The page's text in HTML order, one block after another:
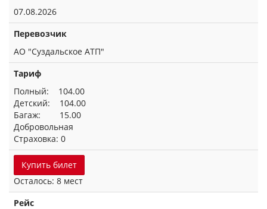
07.08.2026
Перевозчик
АО "Суздальское АТП"
Тариф
Полный: 104.00
Детский: 104.00
Багаж: 15.00
Добровольная
Страховка: 0
Купить билет
Осталось: 8 мест
Рейс